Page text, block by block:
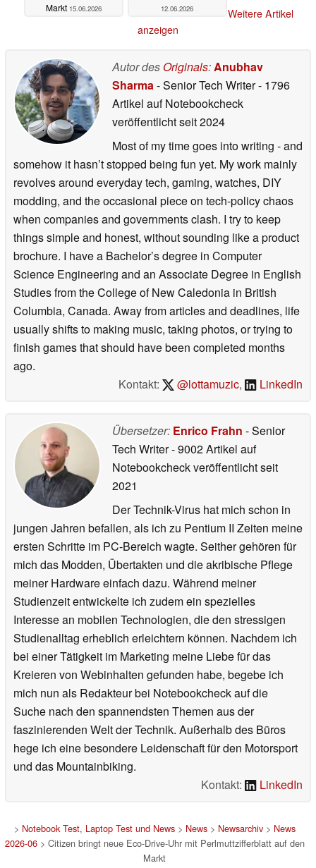
Markt 15.06.2026 12.06.2026
Weitere Artikel
anzeigen
Autor des Originals: Anubhav
Sharma - Senior Tech Writer- 1796
Artikel auf Notebookcheck
veröffentlichtseit 2024
Most of my time goes into writing - and
somehow it hasn’t stopped being fun yet. My work mainly
revolves around everyday tech, gaming, watches, DIY
modding, and the occasional piece on tech-policy chaos
when companies and governments clash. I try to keep
things simple and honest, without sounding like a product
brochure. I have a Bachelor’s degree in Computer
Science Engineering and an Associate Degree in English
Studies from the College of New Caledonia in British
Columbia, Canada. Away from articles and deadlines, life
usually shifts to making music, taking photos, or trying to
finish games that should have been completed months
ago.
Kontakt:
@lottamuzic, LinkedIn
Übersetzer: Enrico Frahn - Senior
Tech Writer- 9002 Artikel auf
Notebookcheck veröffentlichtseit
2021
Der Technik-Virus hat mich schon in
jungen Jahren befallen, als ich zu Pentium II Zeiten meine
ersten Schritte im PC-Bereich wagte. Seither gehören für
mich das Modden, Übertakten und die akribische Pflege
meiner Hardware einfach dazu. Während meiner
Studienzeit entwickelte ich zudem ein spezielles
Interesse an mobilen Technologien, die den stressigen
Studienalltag erheblich erleichtern können. Nachdem ich
bei einer Tätigkeit im Marketing meine Liebe für das
Kreieren von Webinhalten gefunden habe, begebe ich
mich nun als Redakteur bei Notebookcheck auf die
Suche nach den spannendsten Themen aus der
faszinierenden Welt der Technik. Außerhalb des Büros
hege ich eine besondere Leidenschaft für den Motorsport
und das Mountainbiking.
Kontakt:
LinkedIn
> Notebook Test, Laptop Test und News> News> Newsarchiv> News
2026-06> Citizen bringt neue Eco-Drive-Uhr mit Perlmuttzifferblatt auf den
Markt